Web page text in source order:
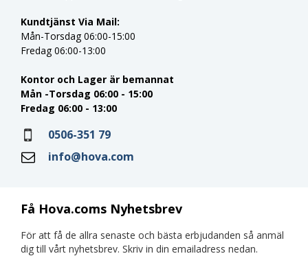
Få Hova.coms Nyhetsbrev
För att få de allra senaste och bästa erbjudanden så anmäl
dig till vårt nyhetsbrev. Skriv in din emailadress nedan.
Kundtjänst Via Mail:
Mån-Torsdag 06:00-15:00
Fredag 06:00-13:00
Kontor och Lager är bemannat
Mån -Torsdag 06:00 - 15:00
Fredag 06:00 - 13:00
0506-351 79
info@hova.com